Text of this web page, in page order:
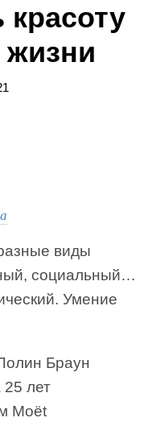
красоту
жизни
виды
социальный…
Умение
Браун
25 лет
Moёt